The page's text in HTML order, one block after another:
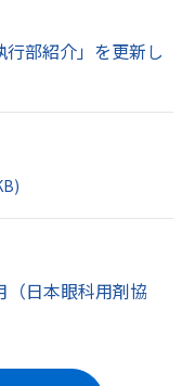
行部紹介」を更新し
（日本眼科用剤協